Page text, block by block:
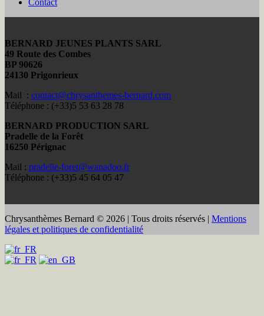
Contact
BERNARD JEUNES PLANTS SARL
49 Route des Combes
BP 90626
24130 Prigonrieux
Mail : contact@chrysanthemes-bernard.com
Téléphone : (+33)5 53 63 28 78
BERNARD PRODUCTION SARL
Pradelle de la Forêt
16250 Pérignac
Mail : pradelle-foret@wanadoo.fr
Téléphone : (+33)5 45 64 05 47
Chrysanthèmes Bernard © 2026 | Tous droits réservés | Mentions
légales et politiques de confidentialité